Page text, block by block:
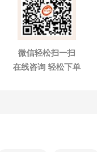
微信轻松扫一扫
在线咨询 轻松下单